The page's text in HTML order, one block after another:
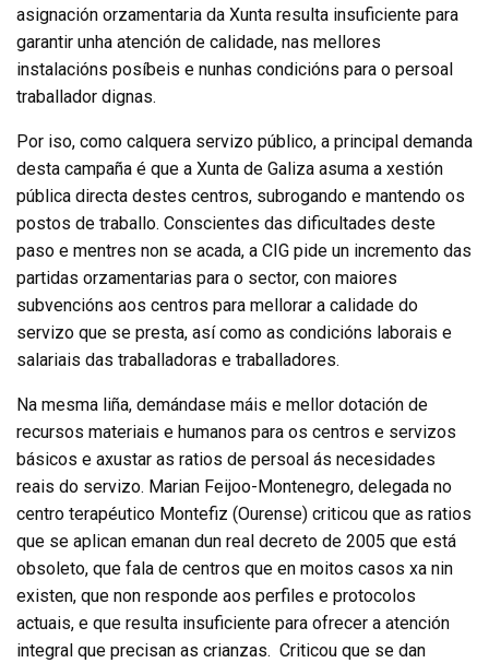
asignación orzamentaria da Xunta resulta insuficiente para
garantir unha atención de calidade, nas mellores
instalacións posíbeis e nunhas condicións para o persoal
traballador dignas.
Por iso, como calquera servizo público, a principal demanda
desta campaña é que a Xunta de Galiza asuma a xestión
pública directa destes centros, subrogando e mantendo os
postos de traballo. Conscientes das dificultades deste
paso e mentres non se acada, a CIG pide un incremento das
partidas orzamentarias para o sector, con maiores
subvencións aos centros para mellorar a calidade do
servizo que se presta, así como as condicións laborais e
salariais das traballadoras e traballadores.
Na mesma liña, demándase máis e mellor dotación de
recursos materiais e humanos para os centros e servizos
básicos e axustar as ratios de persoal ás necesidades
reais do servizo. Marian Feijoo-Montenegro, delegada no
centro terapéutico Montefiz (Ourense) criticou que as ratios
que se aplican emanan dun real decreto de 2005 que está
obsoleto, que fala de centros que en moitos casos xa nin
existen, que non responde aos perfiles e protocolos
actuais, e que resulta insuficiente para ofrecer a atención
integral que precisan as crianzas. Criticou que se dan